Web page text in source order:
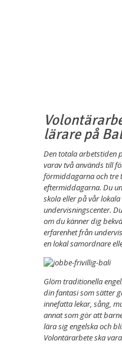
lärare på
Den totala arbetstiden
varav två används till
förmiddagarna och tre
eftermiddagarna. Du
skola eller på vår
undervisningscenter.
om du känner dig
erfarenhet från
en lokal samordnare
Glöm traditionella
din fantasi som sätter
innefatta lekar, sång,
annat som gör att
lära sig engelska och
Volontärarbete ska